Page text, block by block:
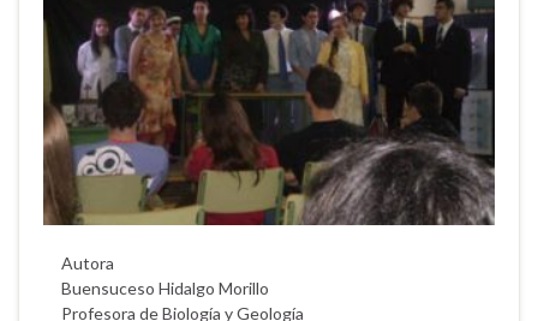
Autora
Buensuceso Hidalgo Morillo
Profesora de Biología y Geología